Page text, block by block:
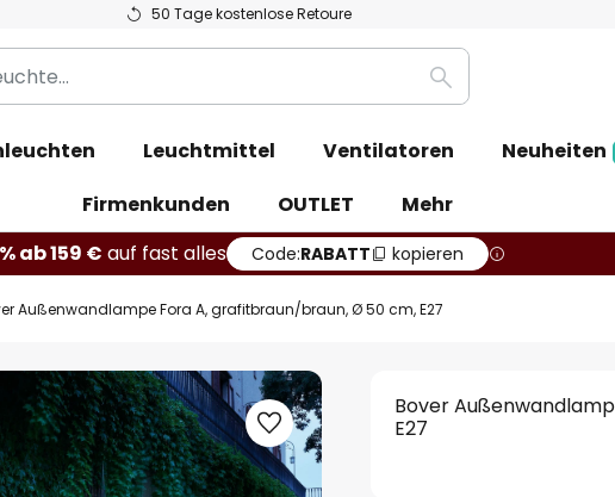
50 Tage kostenlose Retoure
Suche
Leuchtmittel Ventilatoren Neuheiten
Firmenkunden
OUTLET
Mehr
ab 159 € auf fast alles Code:RABATT kopieren
Außenwandlampe Fora A, grafitbraun/braun, Ø 50 cm, E27
Bover
E27